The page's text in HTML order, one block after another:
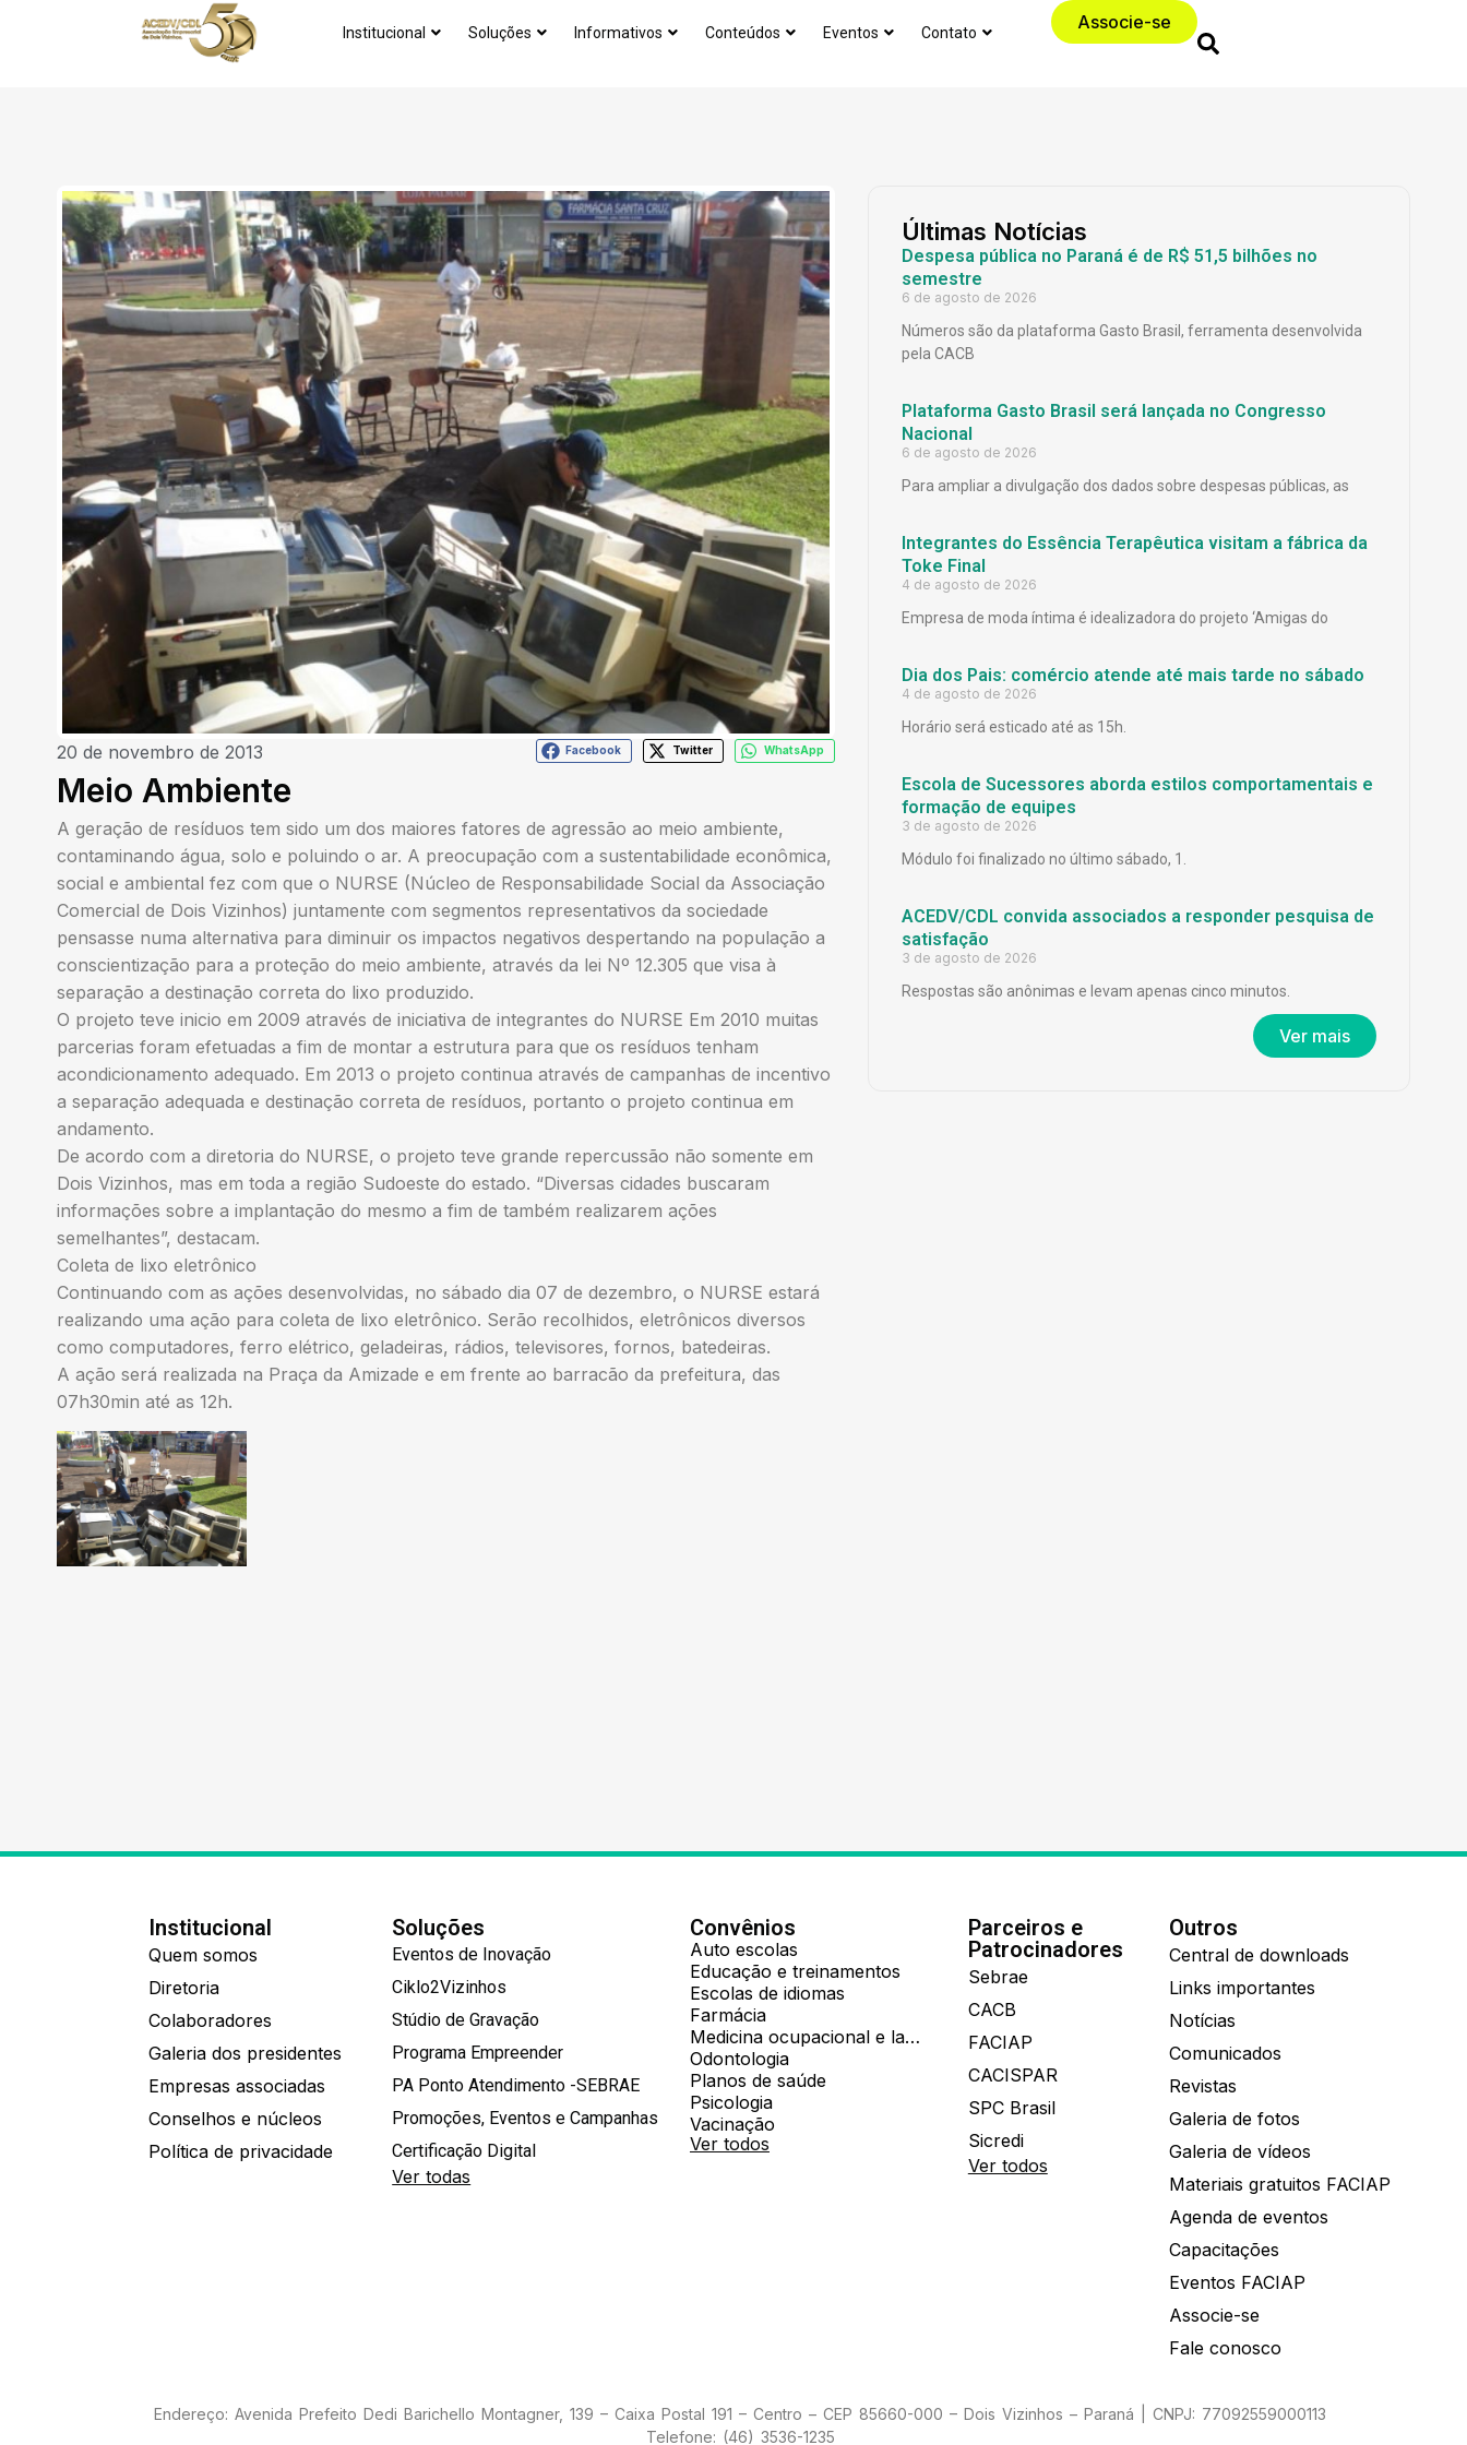
Institucional Soluções Informativos Conteúdos Eventos Contato Associe-se
20 de novembro de 2013 Facebook Twitter WhatsApp
Meio Ambiente
A geração de resíduos tem sido um dos maiores fatores de agressão ao meio ambiente,
contaminando água, solo e poluindo o ar. A preocupação com a sustentabilidade econômica,
social e ambiental fez com que o NURSE (Núcleo de Responsabilidade Social da Associação
Comercial de Dois Vizinhos) juntamente com segmentos representativos da sociedade
pensasse numa alternativa para diminuir os impactos negativos despertando na população a
conscientização para a proteção do meio ambiente, através da lei Nº 12.305 que visa à
separação a destinação correta do lixo produzido.
O projeto teve inicio em 2009 através de iniciativa de integrantes do NURSE Em 2010 muitas
parcerias foram efetuadas a fim de montar a estrutura para que os resíduos tenham
acondicionamento adequado. Em 2013 o projeto continua através de campanhas de incentivo
a separação adequada e destinação correta de resíduos, portanto o projeto continua em
andamento.
De acordo com a diretoria do NURSE, o projeto teve grande repercussão não somente em
Dois Vizinhos, mas em toda a região Sudoeste do estado. “Diversas cidades buscaram
informações sobre a implantação do mesmo a fim de também realizarem ações
semelhantes”, destacam.
Coleta de lixo eletrônico
Continuando com as ações desenvolvidas, no sábado dia 07 de dezembro, o NURSE estará
realizando uma ação para coleta de lixo eletrônico. Serão recolhidos, eletrônicos diversos
como computadores, ferro elétrico, geladeiras, rádios, televisores, fornos, batedeiras.
A ação será realizada na Praça da Amizade e em frente ao barracão da prefeitura, das
07h30min até as 12h.
Últimas Notícias
Despesa pública no Paraná é de R$ 51,5 bilhões no
semestre
6 de agosto de 2026
Números são da plataforma Gasto Brasil, ferramenta desenvolvida
pela CACB
Plataforma Gasto Brasil será lançada no Congresso
Nacional
6 de agosto de 2026
Para ampliar a divulgação dos dados sobre despesas públicas, as
Integrantes do Essência Terapêutica visitam a fábrica da
Toke Final
4 de agosto de 2026
Empresa de moda íntima é idealizadora do projeto ‘Amigas do
Dia dos Pais: comércio atende até mais tarde no sábado
4 de agosto de 2026
Horário será esticado até as 15h.
Escola de Sucessores aborda estilos comportamentais e
formação de equipes
3 de agosto de 2026
Módulo foi finalizado no último sábado, 1.
ACEDV/CDL convida associados a responder pesquisa de
satisfação
3 de agosto de 2026
Respostas são anônimas e levam apenas cinco minutos.
Ver mais
Institucional
Quem somos
Diretoria
Colaboradores
Galeria dos presidentes
Empresas associadas
Conselhos e núcleos
Política de privacidade
Soluções
Eventos de Inovação
Ciklo2Vizinhos
Stúdio de Gravação
Programa Empreender
PA Ponto Atendimento -SEBRAE
Promoções, Eventos e Campanhas
Certificação Digital
Ver todas
Convênios
Auto escolas
Educação e treinamentos
Escolas de idiomas
Farmácia
Medicina ocupacional e laboratorial
Odontologia
Planos de saúde
Psicologia
Vacinação
Ver todos
Parceiros e
Patrocinadores
Sebrae
CACB
FACIAP
CACISPAR
SPC Brasil
Sicredi
Ver todos
Outros
Central de downloads
Links importantes
Notícias
Comunicados
Revistas
Galeria de fotos
Galeria de vídeos
Materiais gratuitos FACIAP
Agenda de eventos
Capacitações
Eventos FACIAP
Associe-se
Fale conosco
Endereço: Avenida Prefeito Dedi Barichello Montagner, 139 – Caixa Postal 191 – Centro – CEP 85660-000 – Dois Vizinhos – Paraná | CNPJ: 77092559000113
Telefone: (46) 3536-1235